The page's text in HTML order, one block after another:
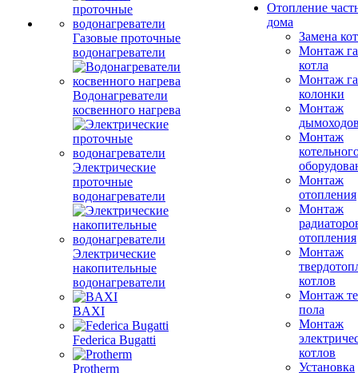
Газовые проточные
водонагреватели
Водонагреватели
косвенного нагрева
Электрические
проточные
водонагреватели
Электрические
накопительные
водонагреватели
BAXI
Federica Bugatti
Protherm
Отопление
дома
Замена
Монтаж
котла
Монтаж
колонки
Монтаж
Монтаж
Монтаж
отопления
Монтаж
отопления
Монтаж
котлов
Монтаж
пола
Монтаж
котлов
Установка